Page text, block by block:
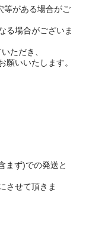
等がある場合がご
る場合がございま
ただき、
願いいたします。
まず)での発送と
させて頂きま